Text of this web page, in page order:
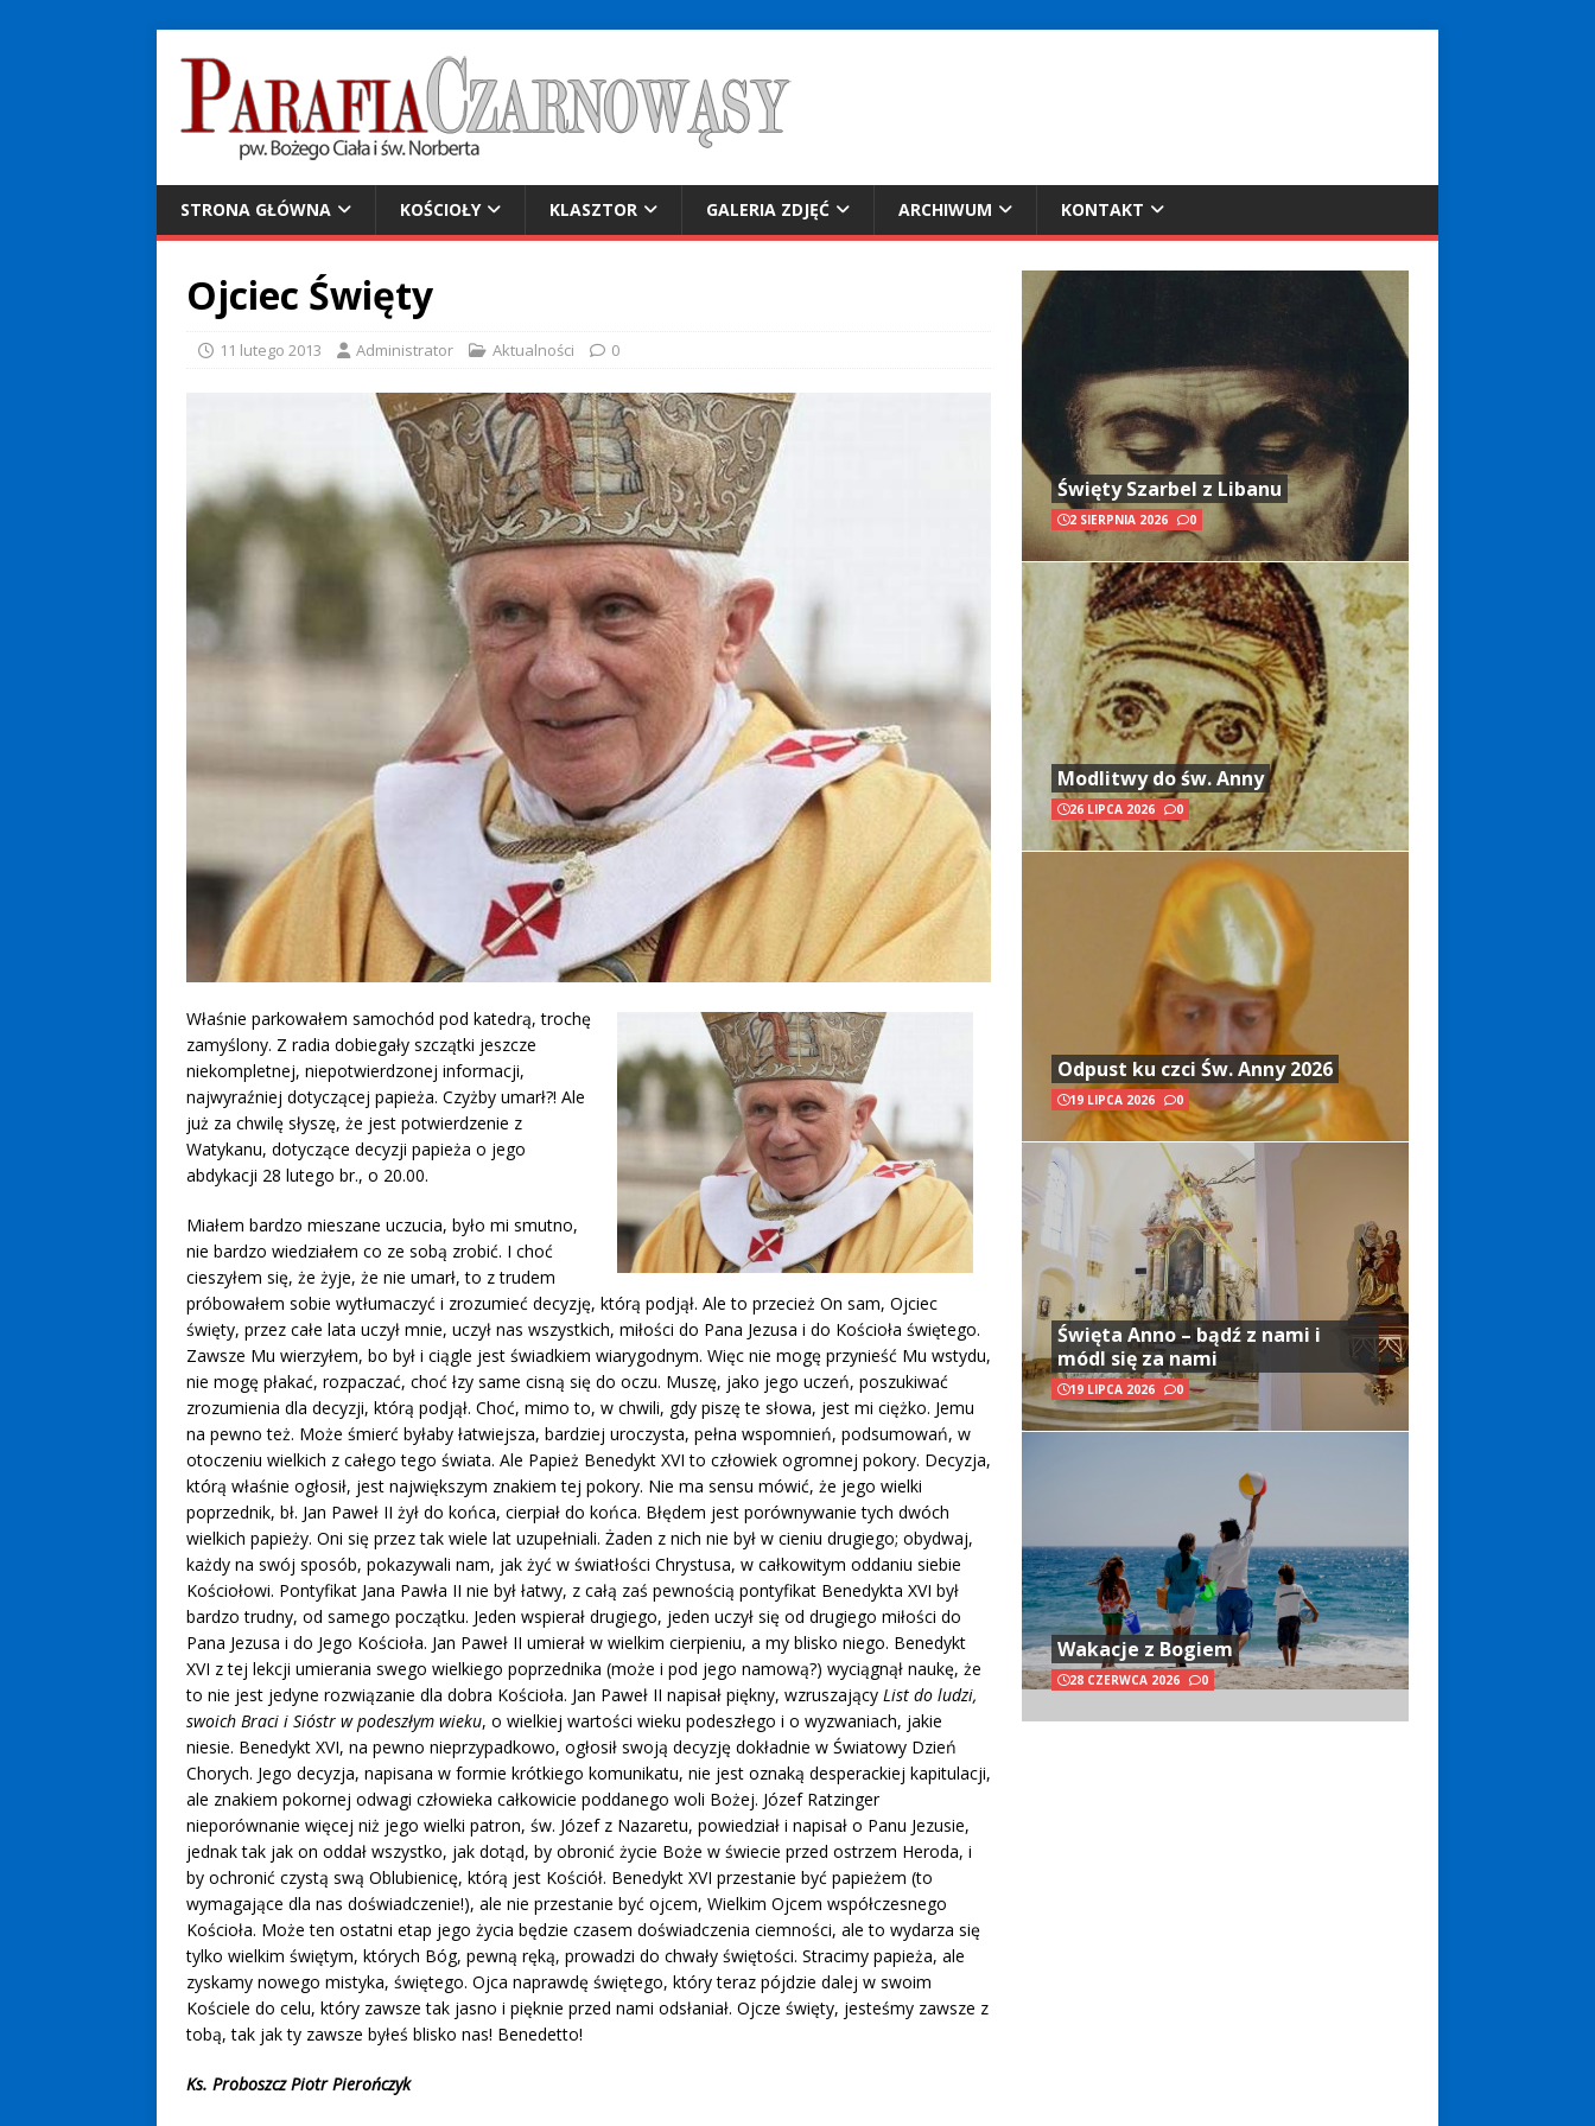
STRONA GŁÓWNA KOŚCIOŁY KLASZTOR GALERIA ZDJĘĆ ARCHIWUM KONTAKT
Ojciec Święty
11 lutego 2013 Administrator Aktualności 0
Właśnie parkowałem samochód pod katedrą, trochę
zamyślony. Z radia dobiegały szczątki jeszcze
niekompletnej, niepotwierdzonej informacji,
najwyraźniej dotyczącej papieża. Czyżby umarł?! Ale
już za chwilę słyszę, że jest potwierdzenie z
Watykanu, dotyczące decyzji papieża o jego
abdykacji 28 lutego br., o 20.00.
Miałem bardzo mieszane uczucia, było mi smutno,
nie bardzo wiedziałem co ze sobą zrobić. I choć
cieszyłem się, że żyje, że nie umarł, to z trudem
próbowałem sobie wytłumaczyć i zrozumieć decyzję, którą podjął. Ale to przecież On sam, Ojciec
święty, przez całe lata uczył mnie, uczył nas wszystkich, miłości do Pana Jezusa i do Kościoła świętego.
Zawsze Mu wierzyłem, bo był i ciągle jest świadkiem wiarygodnym. Więc nie mogę przynieść Mu wstydu,
nie mogę płakać, rozpaczać, choć łzy same cisną się do oczu. Muszę, jako jego uczeń, poszukiwać
zrozumienia dla decyzji, którą podjął. Choć, mimo to, w chwili, gdy piszę te słowa, jest mi ciężko. Jemu
na pewno też. Może śmierć byłaby łatwiejsza, bardziej uroczysta, pełna wspomnień, podsumowań, w
otoczeniu wielkich z całego tego świata. Ale Papież Benedykt XVI to człowiek ogromnej pokory. Decyzja,
którą właśnie ogłosił, jest największym znakiem tej pokory. Nie ma sensu mówić, że jego wielki
poprzednik, bł. Jan Paweł II żył do końca, cierpiał do końca. Błędem jest porównywanie tych dwóch
wielkich papieży. Oni się przez tak wiele lat uzupełniali. Żaden z nich nie był w cieniu drugiego; obydwaj,
każdy na swój sposób, pokazywali nam, jak żyć w światłości Chrystusa, w całkowitym oddaniu siebie
Kościołowi. Pontyfikat Jana Pawła II nie był łatwy, z całą zaś pewnością pontyfikat Benedykta XVI był
bardzo trudny, od samego początku. Jeden wspierał drugiego, jeden uczył się od drugiego miłości do
Pana Jezusa i do Jego Kościoła. Jan Paweł II umierał w wielkim cierpieniu, a my blisko niego. Benedykt
XVI z tej lekcji umierania swego wielkiego poprzednika (może i pod jego namową?) wyciągnął naukę, że
to nie jest jedyne rozwiązanie dla dobra Kościoła. Jan Paweł II napisał piękny, wzruszający List do ludzi,
swoich Braci i Sióstr w podeszłym wieku, o wielkiej wartości wieku podeszłego i o wyzwaniach, jakie
niesie. Benedykt XVI, na pewno nieprzypadkowo, ogłosił swoją decyzję dokładnie w Światowy Dzień
Chorych. Jego decyzja, napisana w formie krótkiego komunikatu, nie jest oznaką desperackiej kapitulacji,
ale znakiem pokornej odwagi człowieka całkowicie poddanego woli Bożej. Józef Ratzinger
nieporównanie więcej niż jego wielki patron, św. Józef z Nazaretu, powiedział i napisał o Panu Jezusie,
jednak tak jak on oddał wszystko, jak dotąd, by obronić życie Boże w świecie przed ostrzem Heroda, i
by ochronić czystą swą Oblubienicę, którą jest Kościół. Benedykt XVI przestanie być papieżem (to
wymagające dla nas doświadczenie!), ale nie przestanie być ojcem, Wielkim Ojcem współczesnego
Kościoła. Może ten ostatni etap jego życia będzie czasem doświadczenia ciemności, ale to wydarza się
tylko wielkim świętym, których Bóg, pewną ręką, prowadzi do chwały świętości. Stracimy papieża, ale
zyskamy nowego mistyka, świętego. Ojca naprawdę świętego, który teraz pójdzie dalej w swoim
Kościele do celu, który zawsze tak jasno i pięknie przed nami odsłaniał. Ojcze święty, jesteśmy zawsze z
tobą, tak jak ty zawsze byłeś blisko nas! Benedetto!
Ks. Proboszcz Piotr Pierończyk
Święty Szarbel z Libanu
2 SIERPNIA 2026 0
Modlitwy do św. Anny
26 LIPCA 2026 0
Odpust ku czci Św. Anny 2026
19 LIPCA 2026 0
Święta Anno – bądź z nami i
módl się za nami
19 LIPCA 2026 0
Wakacje z Bogiem
28 CZERWCA 2026 0